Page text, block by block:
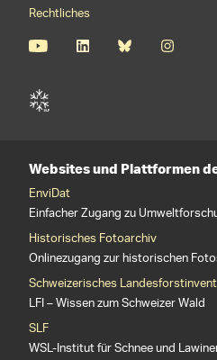
Rechtliches
Websites und Plattformen
EnviDat
Einfacher Zugang zu
Historisches Fotoarchiv
Onlinezugang zur historischen
Schweizerisches
LFI – Wissen zum Schweizer Wald
SLF
WSL-Institut für Schnee und